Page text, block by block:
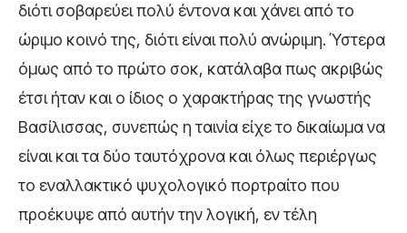
διότι σοβαρεύει πολύ έντονα και χάνει από το
ώριμο κοινό της, διότι είναι πολύ ανώριμη. Ύστερα
όμως από το πρώτο σοκ, κατάλαβα πως ακριβώς
έτσι ήταν και ο ίδιος ο χαρακτήρας της γνωστής
Βασίλισσας, συνεπώς η ταινία είχε το δικαίωμα να
είναι και τα δύο ταυτόχρονα και όλως περιέργως
το εναλλακτικό ψυχολογικό πορτραίτο που
προέκυψε από αυτήν την λογική, εν τέλη